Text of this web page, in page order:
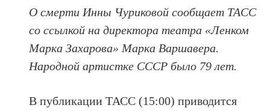
О смерти Инны Чуриковой сообщает ТАСС
со ссылкой на директора театра «Ленком
Марка Захарова» Марка Варшавера.
Народной артистке СССР было 79 лет.
В публикации ТАСС (15:00) приводится